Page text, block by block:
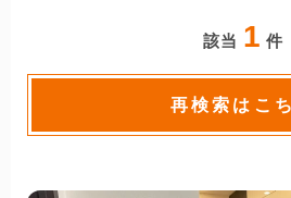
該当 1 件
再検索はこ